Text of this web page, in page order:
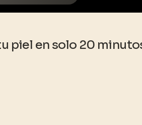
piel en solo 20